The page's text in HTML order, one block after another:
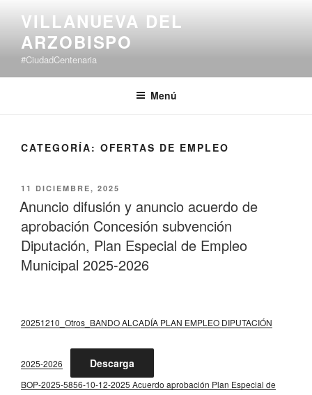
contenido
VILLANUEVA DEL
ARZOBISPO
#CiudadCentenaria
Menú
CATEGORÍA: OFERTAS DE EMPLEO
PUBLICADO
EL
11 DICIEMBRE, 2025
Anuncio difusión y anuncio acuerdo de
aprobación Concesión subvención
Diputación, Plan Especial de Empleo
Municipal 2025-2026
20251210_Otros_BANDO ALCADÍA PLAN EMPLEO DIPUTACIÓN
2025-2026 Descarga
BOP-2025-5856-10-12-2025 Acuerdo aprobación Plan Especial de